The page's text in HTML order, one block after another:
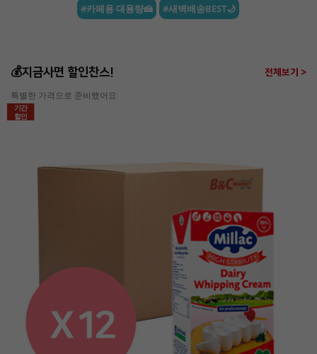
#카페용 대용량🍰 #새벽배송BEST🌙
💰지금사면 할인찬스! 전체보기 >
특별한 가격으로 준비했어요
기간
할인